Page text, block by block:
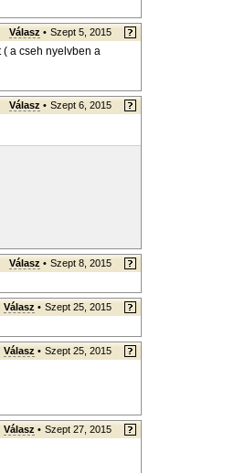
Válasz • Szept 5, 2015
a cseh nyelvben a
Válasz • Szept 6, 2015
Válasz • Szept 8, 2015
Válasz • Szept 25, 2015
Válasz • Szept 25, 2015
Válasz • Szept 27, 2015